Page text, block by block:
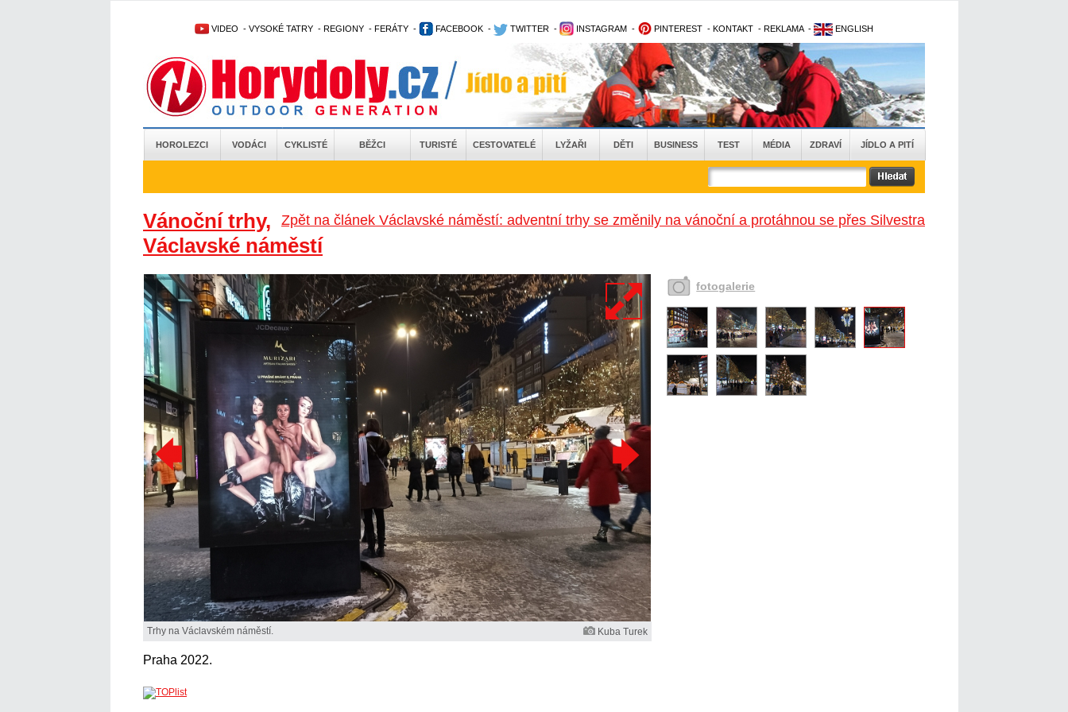
VIDEO - VYSOKÉ TATRY - REGIONY - FERÁTY - FACEBOOK - TWITTER - INSTAGRAM - PINTEREST - KONTAKT - REKLAMA - ENGLISH
HOROLEZCI VODÁCI CYKLISTÉ BĚŽCI TURISTÉ CESTOVATELÉ LYŽAŘI DĚTI BUSINESS TEST MÉDIA ZDRAVÍ JÍDLO A PITÍ
Zpět na článek Václavské náměstí: adventní trhy se změnily na vánoční a protáhnou se přes Silvestra
Vánoční trhy,
Václavské náměstí
Trhy na Václavském náměstí. Kuba Turek
Praha 2022.
fotogalerie